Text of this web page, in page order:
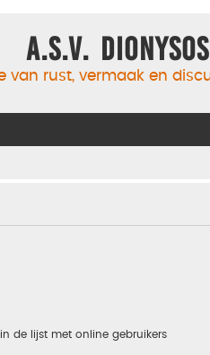
A.S.V.
van rust, vermaak en
de lijst met online gebruikers